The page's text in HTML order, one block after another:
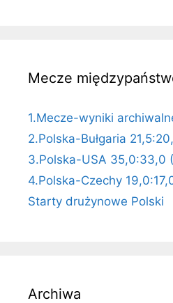
Mecze
1.Mecze-wyniki
2.Polska-Bułgaria
3.Polska-USA 35,0:33,0
4.Polska-Czechy
Starty drużynowe Polski
Archiwa